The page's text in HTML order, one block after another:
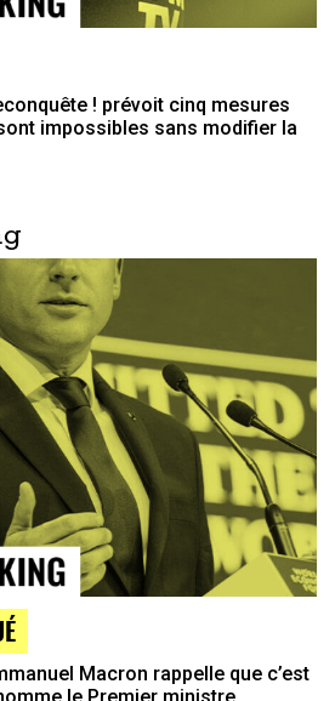
! prévoit cinq mesures
impossibles sans modifier la
Macron rappelle que c’est